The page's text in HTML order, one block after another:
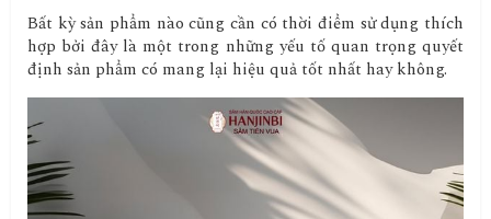
Bất kỳ sản phẩm nào cũng cần có thời điểm sử dụng thích
hợp bởi đây là một trong những yếu tố quan trọng quyết
định sản phẩm có mang lại hiệu quả tốt nhất hay không.